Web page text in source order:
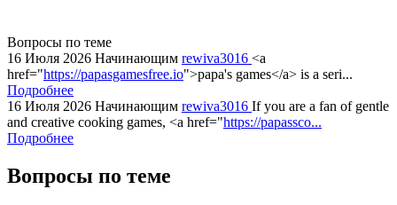
Вопросы по теме
16 Июля 2026 Начинающим rewiva3016 <a
href="https://papasgamesfree.io">papa's games</a> is a seri...
Подробнее
16 Июля 2026 Начинающим rewiva3016 If you are a fan of gentle
and creative cooking games, <a href="https://papassco...
Подробнее
Вопросы по теме